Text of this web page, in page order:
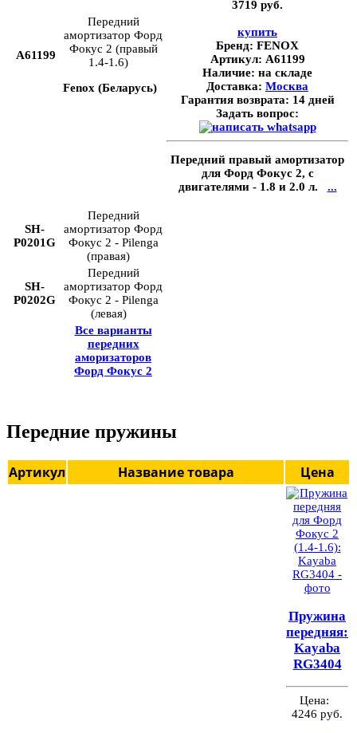
A61199
Передний
амортизатор Форд
Фокус 2 (правый
1.4-1.6)
Fenox (Беларусь)
3719 руб.
купить
Бренд: FENOX
Артикул: A61199
Наличие: на складе
Доставка: Москва
Гарантия возврата: 14 дней
Задать вопрос:
Передний правый амортизатор
для Форд Фокус 2, с
двигателями - 1.8 и 2.0 л. ...
SH-
P0201G
Передний
амортизатор Форд
Фокус 2 - Pilenga
(правая)
SH-
P0202G
Передний
амортизатор Форд
Фокус 2 - Pilenga
(левая)
Все варианты
передних
аморизаторов
Форд Фокус 2
Передние пружины
Артикул Название товара Цена
Пружина
передняя:
Kayaba
RG3404
Цена:
4246 руб.